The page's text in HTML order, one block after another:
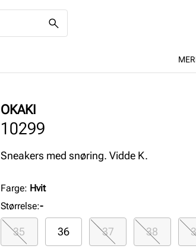
OKAKI
10299
Sneakers med snøring. Vidde K.
Farge: Hvit
Størrelse:-
35 36 37 38